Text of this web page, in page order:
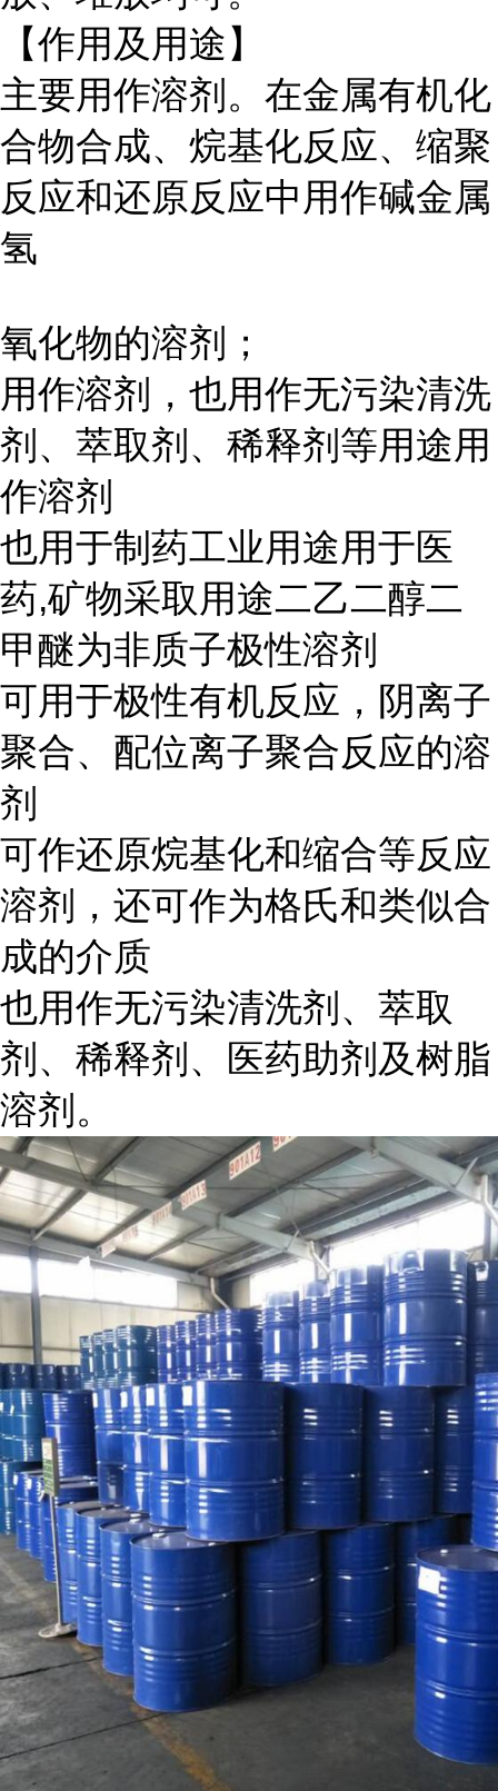
【作用及用途】
主要用作溶剂。在金属有机化
合物合成、烷基化反应、缩聚
反应和还原反应中用作碱金属
氢
氧化物的溶剂；
用作溶剂，也用作无污染清洗
剂、萃取剂、稀释剂等用途用
作溶剂
也用于制药工业用途用于医
药,矿物采取用途二乙二醇二
甲醚为非质子极性溶剂
可用于极性有机反应，阴离子
聚合、配位离子聚合反应的溶
剂
可作还原烷基化和缩合等反应
溶剂，还可作为格氏和类似合
成的介质
也用作无污染清洗剂、萃取
剂、稀释剂、医药助剂及树脂
溶剂。